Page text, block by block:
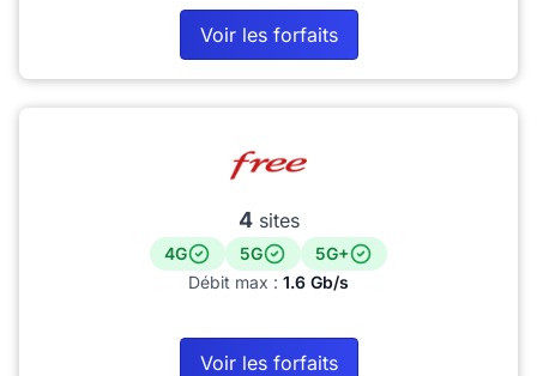
Voir les forfaits
4sites
4G 5G
5G+
Débit max : 1.6 Gb/s
Voir les forfaits